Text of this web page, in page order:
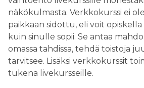
näkökulmasta. Verkkokurssi ei
paikkaan sidottu, eli voit
kuin sinulle sopii. Se antaa
omassa tahdissa, tehdä toistoja
tarvitsee. Lisäksi verkkokurssit
tukena livekursseille.